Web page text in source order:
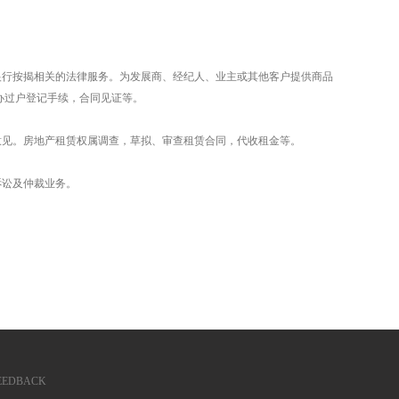
按揭相关的法律服务。为发展商、经纪人、业主或其他客户提供商品
户登记手续，合同见证等。
房地产租赁权属调查，草拟、审查租赁合同，代收租金等。
及仲裁业务。